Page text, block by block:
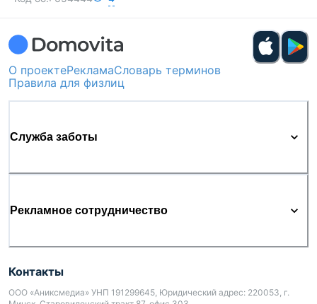
О проектеРекламаСловарь терминов
Правила для физлиц
Служба заботы
Рекламное сотрудничество
Контакты
ООО «Аниксмедиа» УНП 191299645, Юридический адрес: 220053, г.